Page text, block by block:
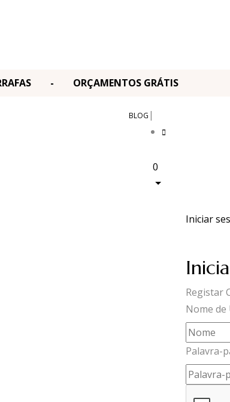
GARRAFAS - ORÇAMENTOS GRÁTIS
BLOG |
0
Iniciar
Registar
Nome de
Palavra-